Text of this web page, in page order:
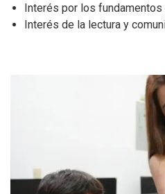
Interés por los
Interés de la lectura y